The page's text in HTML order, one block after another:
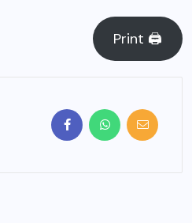
Print 🖨